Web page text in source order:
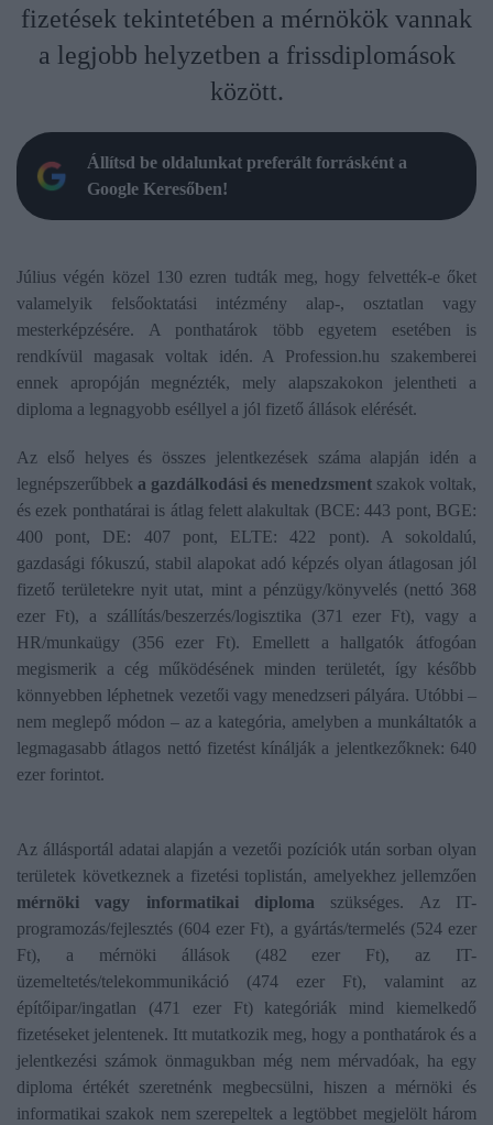
fizetések tekintetében a mérnökök vannak
a legjobb helyzetben a frissdiplomások
között.
Állítsd be oldalunkat preferált forrásként a
Google Keresőben!
Július végén közel 130 ezren tudták meg, hogy felvették-e őket
valamelyik felsőoktatási intézmény alap-, osztatlan vagy
mesterképzésére. A ponthatárok több egyetem esetében is
rendkívül magasak voltak idén. A Profession.hu szakemberei
ennek apropóján megnézték, mely alapszakokon jelentheti a
diploma a legnagyobb eséllyel a jól fizető állások elérését.
Az első helyes és összes jelentkezések száma alapján idén a
legnépszerűbbek a gazdálkodási és menedzsment szakok voltak,
és ezek ponthatárai is átlag felett alakultak (BCE: 443 pont, BGE:
400 pont, DE: 407 pont, ELTE: 422 pont). A sokoldalú,
gazdasági fókuszú, stabil alapokat adó képzés olyan átlagosan jól
fizető területekre nyit utat, mint a pénzügy/könyvelés (nettó 368
ezer Ft), a szállítás/beszerzés/logisztika (371 ezer Ft), vagy a
HR/munkaügy (356 ezer Ft). Emellett a hallgatók átfogóan
megismerik a cég működésének minden területét, így később
könnyebben léphetnek vezetői vagy menedzseri pályára. Utóbbi –
nem meglepő módon – az a kategória, amelyben a munkáltatók a
legmagasabb átlagos nettó fizetést kínálják a jelentkezőknek: 640
ezer forintot.
Az állásportál adatai alapján a vezetői pozíciók után sorban olyan
területek következnek a fizetési toplistán, amelyekhez jellemzően
mérnöki vagy informatikai diploma szükséges. Az IT-
programozás/fejlesztés (604 ezer Ft), a gyártás/termelés (524 ezer
Ft), a mérnöki állások (482 ezer Ft), az IT-
üzemeltetés/telekommunikáció (474 ezer Ft), valamint az
építőipar/ingatlan (471 ezer Ft) kategóriák mind kiemelkedő
fizetéseket jelentenek. Itt mutatkozik meg, hogy a ponthatárok és a
jelentkezési számok önmagukban még nem mérvadóak, ha egy
diploma értékét szeretnénk megbecsülni, hiszen a mérnöki és
informatikai szakok nem szerepeltek a legtöbbet megjelölt három